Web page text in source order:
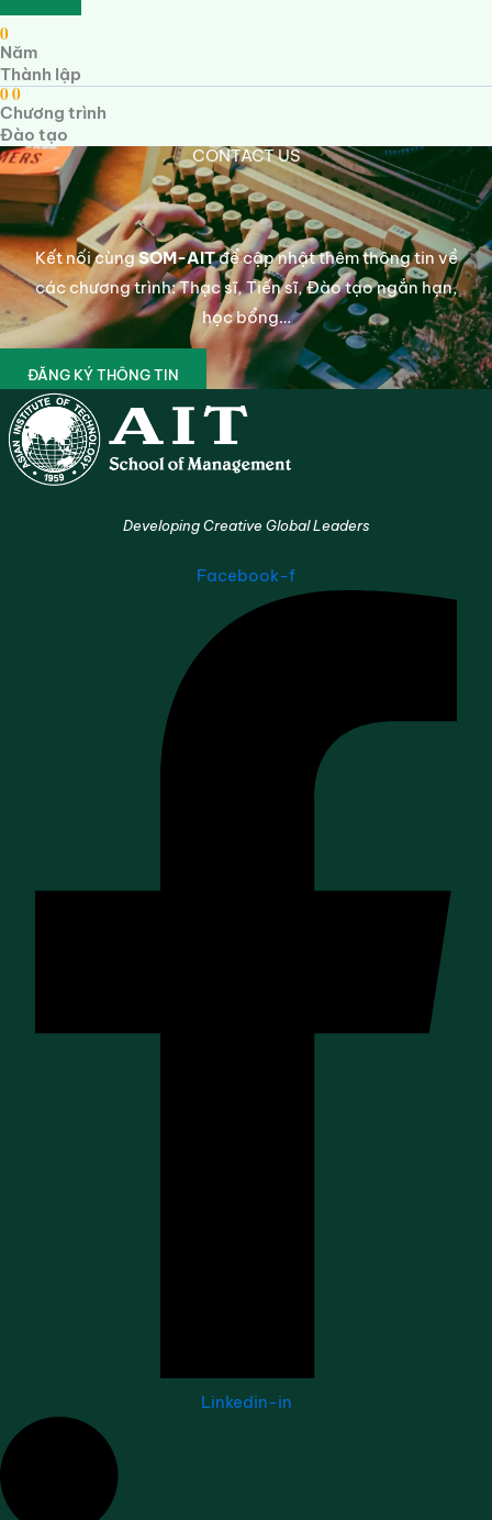
0
Năm
Thành lập
00
Chương trình
Đào tạo
CONTACT US
Kết nối cùngSOM-AITđể cập nhật thêm thông tin về
các chương trình: Thạc sĩ, Tiến sĩ, Đào tạo ngắn hạn,
học bổng…
ĐĂNG KÝ THÔNG TIN
Developing Creative Global Leaders
Facebook-f
Linkedin-in